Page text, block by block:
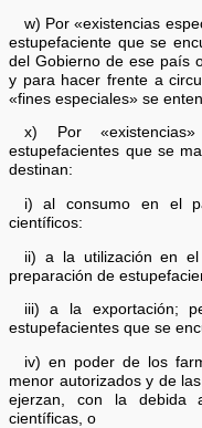
w) Por «existencias
estupefaciente que se
del Gobierno de ese país
y para hacer frente a
«fines especiales» se
x) Por
estupefacientes que se
destinan:
i) al consumo en el
científicos:
ii) a la utilización en
preparación de
iii) a la exportación;
estupefacientes que se
iv) en poder de los
menor autorizados y de
ejerzan, con la debida
científicas, o